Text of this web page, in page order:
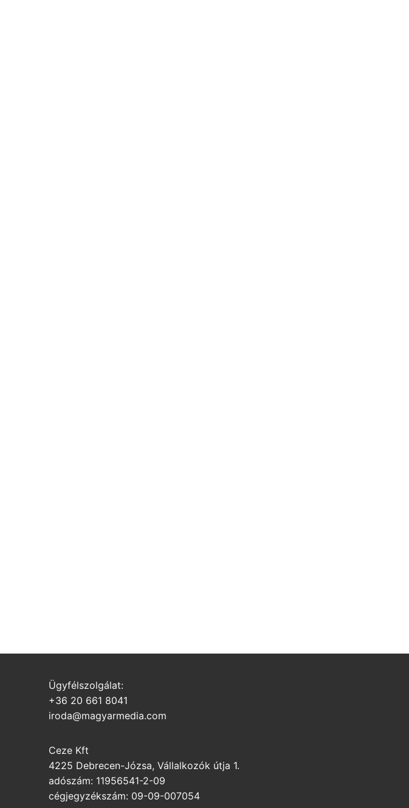
Ügyfélszolgálat:
+36 20 661 8041
iroda@magyarmedia.com
Ceze Kft
4225 Debrecen-Józsa, Vállalkozók útja 1.
adószám: 11956541-2-09
cégjegyzékszám: 09-09-007054